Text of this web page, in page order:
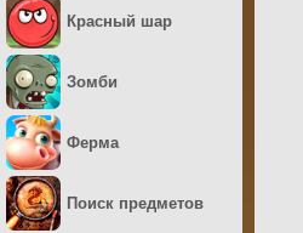
Красный шар
Зомби
Ферма
Поиск предметов